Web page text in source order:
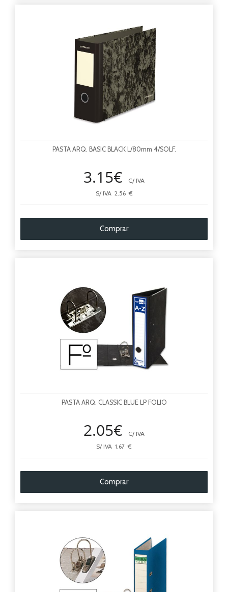
PASTA ARQ. BASIC BLACK L/80mm 4/SOLF.
3.15€
C/ IVA
S/ IVA 2.56 €
Comprar
PASTA ARQ. CLASSIC BLUE LP FOLIO
2.05€
C/ IVA
S/ IVA 1.67 €
Comprar